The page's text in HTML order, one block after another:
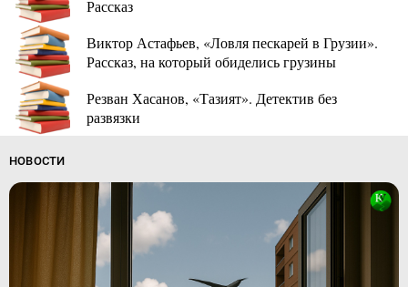
Рассказ
Виктор Астафьев, «Ловля пескарей в Грузии».
Рассказ, на который обиделись грузины
Резван Хасанов, «Тазият». Детектив без
развязки
НОВОСТИ